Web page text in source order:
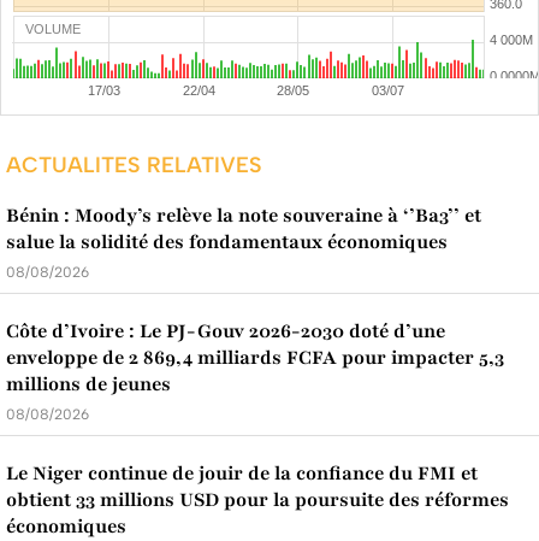
VOLUME
ACTUALITES RELATIVES
Bénin : Moody’s relève la note souveraine à ‘’Ba3’’ et
salue la solidité des fondamentaux économiques
08/08/2026
Côte d’Ivoire : Le PJ-Gouv 2026-2030 doté d’une
enveloppe de 2 869,4 milliards FCFA pour impacter 5,3
millions de jeunes
08/08/2026
Le Niger continue de jouir de la confiance du FMI et
obtient 33 millions USD pour la poursuite des réformes
économiques